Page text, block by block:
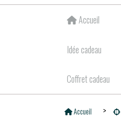
Accueil
Idée cadeau
Coffret cadeau
Accueil